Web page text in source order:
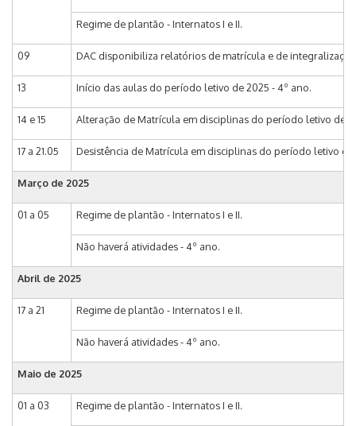
Regime de plantão - Internatos I e II.
09 DAC disponibiliza relatórios de matrícula e de
13 Início das aulas do período letivo de 2025 - 4º ano.
14 e 15 Alteração de Matrícula em disciplinas do período letivo de
17 a 21.05 Desistência de Matrícula em disciplinas do período letivo
Março de 2025
01 a 05 Regime de plantão - Internatos I e II.
Não haverá atividades - 4º ano.
Abril de 2025
17 a 21 Regime de plantão - Internatos I e II.
Não haverá atividades - 4º ano.
Maio de 2025
01 a 03 Regime de plantão - Internatos I e II.